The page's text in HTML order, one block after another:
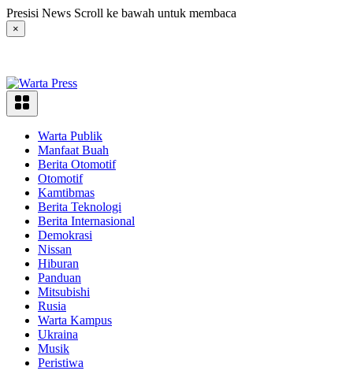
Langsung
ke
konten
Presisi News Scroll ke bawah untuk membaca
×
Warta Publik
Manfaat Buah
Berita Otomotif
Otomotif
Kamtibmas
Berita Teknologi
Berita Internasional
Demokrasi
Nissan
Hiburan
Panduan
Mitsubishi
Rusia
Warta Kampus
Ukraina
Musik
Peristiwa